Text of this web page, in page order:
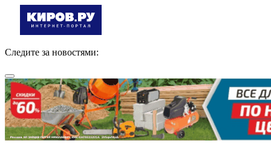
Следите за новостями: